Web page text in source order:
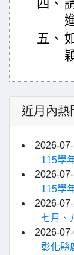
四、
五、
近月內熱
2026-
115學
2026-
115學
2026-
七月、
2026-
彰化縣